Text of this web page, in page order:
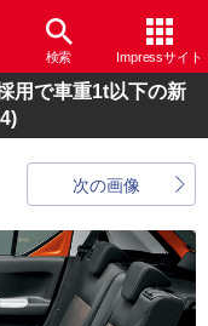
検索 Impressサイト
用で車重1t以下の新
次の画像